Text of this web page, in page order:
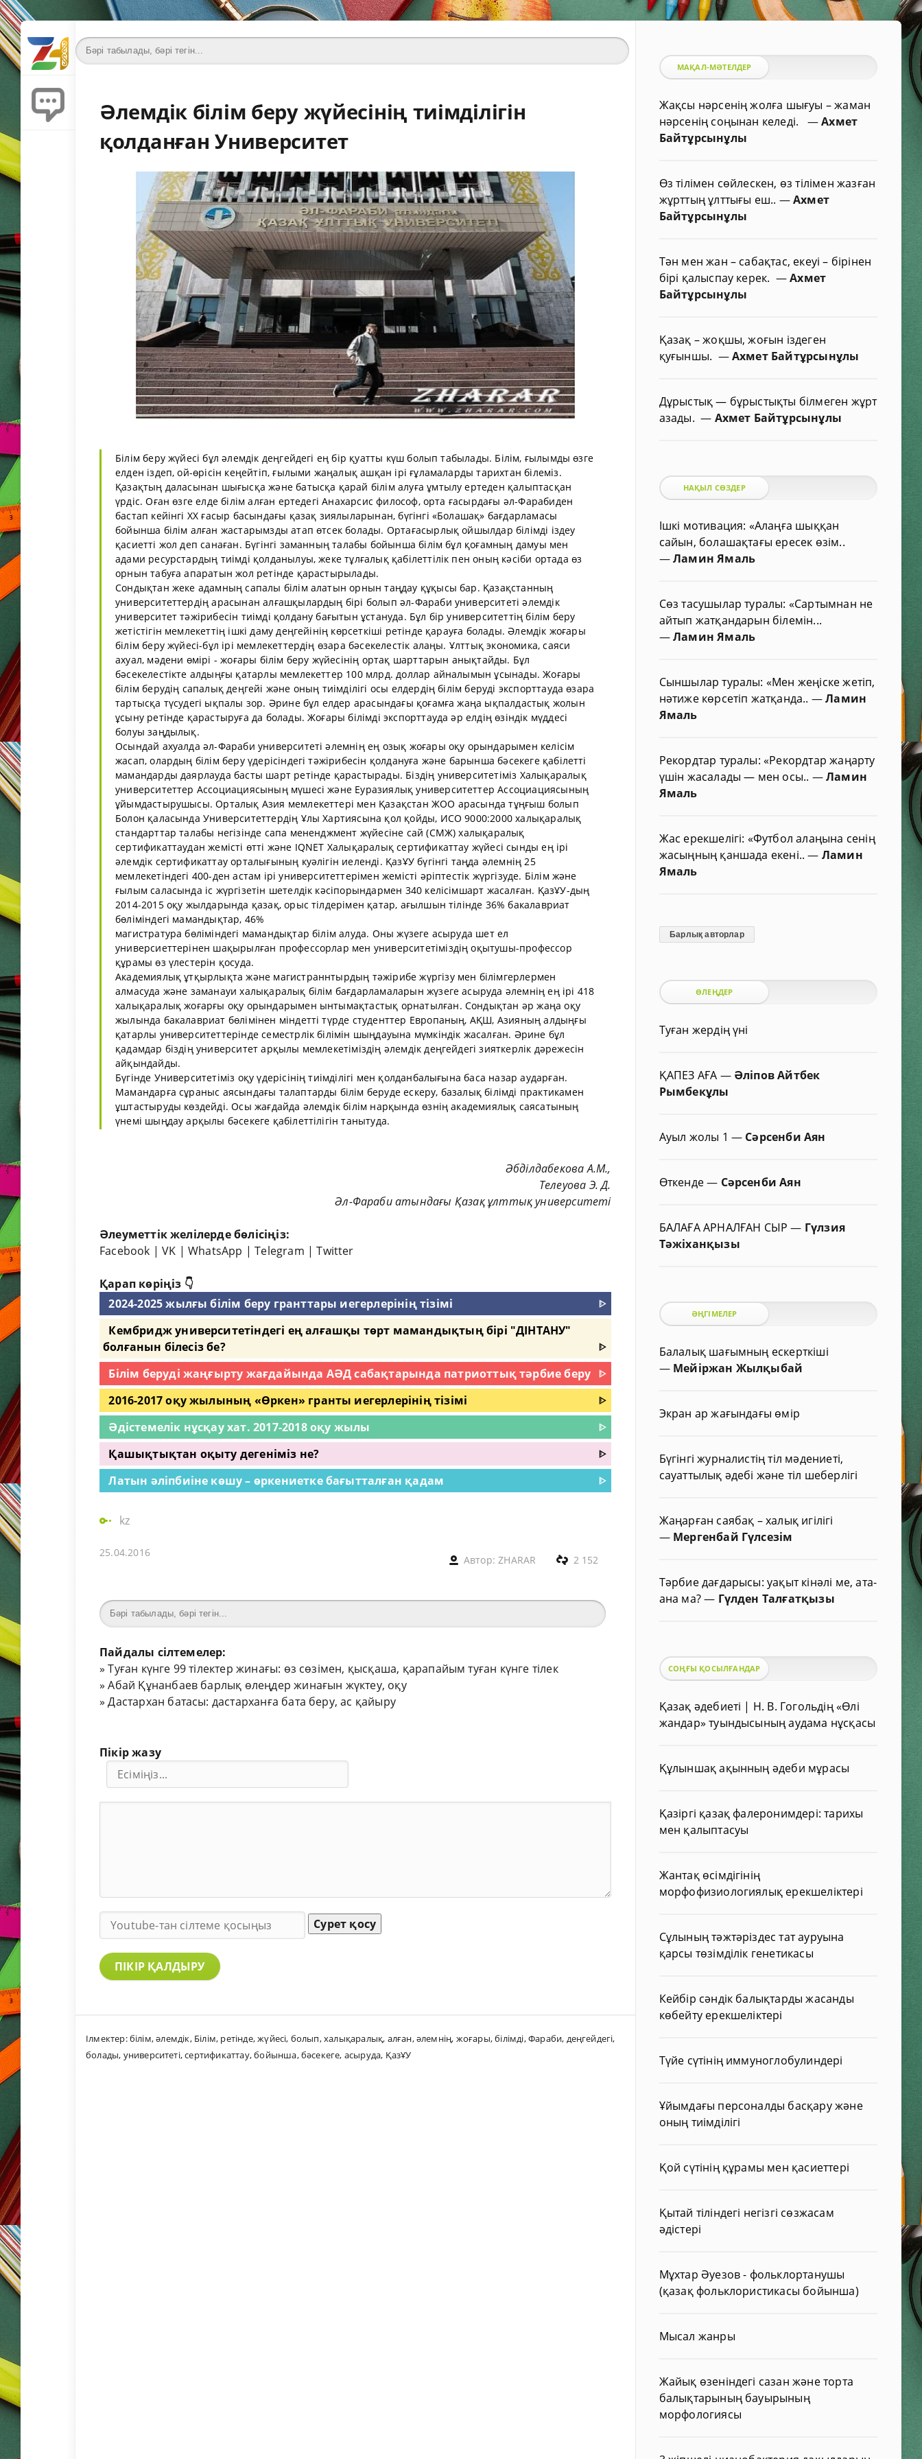
Әлемдік білім беру жүйесінің тиімділігін
қолданған Университет
Білім беру жүйесі бұл әлемдік деңгейдегі ең бір қуатты күш болып табылады. Білім, ғылымды өзге
елден іздеп, ой-өрісін кеңейтіп, ғылыми жаңалық ашқан ірі ғұламаларды тарихтан білеміз.
Қазақтың даласынан шығысқа және батысқа қарай білім алуға ұмтылу ертеден қалыптасқан
үрдіс. Оған өзге елде білім алған ертедегі Анахарсис философ, орта ғасырдағы әл-Фарабиден
бастап кейінгі ХХ ғасыр басындағы қазақ зиялыларынан, бүгінгі «Болашақ» бағдарламасы
бойынша білім алған жастарымзды атап өтсек болады. Ортағасырлық ойшылдар білімді іздеу
қасиетті жол деп санаған. Бүгінгі заманның талабы бойынша білім бұл қоғамның дамуы мен
адами ресурстардың тиімді қолданылуы, жеке тұлғалық қабілеттілік пен оның кәсіби ортада өз
орнын табуға апаратын жол ретінде қарастырылады.
Сондықтан жеке адамның сапалы білім алатын орнын таңдау құқысы бар. Қазақстанның
университеттердің арасынан алғашқылардың бірі болып әл-Фараби университеті әлемдік
университет тәжірибесін тиімді қолдану бағытын ұстануда. Бұл бір университеттің білім беру
жетістігін мемлекеттің ішкі даму деңгейінің көрсеткіші ретінде қарауға болады. Әлемдік жоғары
білім беру жүйесі-бұл ірі мемлекеттердің өзара бәсекелестік алаңы. Ұлттық экономика, саяси
ахуал, мәдени өмірі - жоғары білім беру жүйесінің ортақ шарттарын анықтайды. Бұл
бәсекелестікте алдыңғы қатарлы мемлекеттер 100 млрд. доллар айналымын ұсынады. Жоғары
білім берудің сапалық деңгейі және оның тиімділігі осы елдердің білім беруді экспорттауда өзара
тартысқа түсудегі ықпалы зор. Әрине бұл елдер арасындағы қоғамға жаңа ықпалдастық жолын
ұсыну ретінде қарастыруға да болады. Жоғары білімді экспорттауда әр елдің өзіндік мүддесі
болуы заңдылық.
Осындай ахуалда әл-Фараби университеті әлемнің ең озық жоғары оқу орындарымен келісім
жасап, олардың білім беру үдерісіндегі тәжірибесін қолдануға және барынша бәсекеге қабілетті
мамандарды даярлауда басты шарт ретінде қарастырады. Біздің университетіміз Халықаралық
университеттер Ассоциациясының мүшесі және Еуразиялық университеттер Ассоциациясының
ұйымдастырушысы. Орталық Азия мемлекеттері мен Қазақстан ЖОО арасында тұңғыш болып
Болон қаласында Университеттердің Ұлы Хартиясына қол қойды, ИСО 9000:2000 халықаралық
стандарттар талабы негізінде сапа мененджмент жүйесіне сай (СМЖ) халықаралық
сертификаттаудан жемісті өтті және IQNET Халықаралық сертификаттау жүйесі сынды ең ірі
әлемдік сертификаттау орталығының куәлігін иеленді. ҚазҰУ бүгінгі таңда әлемнің 25
мемлекетіндегі 400-ден астам ірі университеттерімен жемісті әріптестік жүргізуде. Білім және
ғылым саласында іс жүргізетін шетелдік кәсіпорындармен 340 келісімшарт жасалған. ҚазҰУ-дың
2014-2015 оқу жылдарында қазақ, орыс тілдерімен қатар, ағылшын тілінде 36% бакалавриат
бөліміндегі мамандықтар, 46%
магистратура бөліміндегі мамандықтар білім алуда. Оны жүзеге асыруда шет ел
универсиеттерінен шақырылған профессорлар мен университетіміздің оқытушы-профессор
құрамы өз үлестерін қосуда.
Академиялық ұтқырлықта және магистраннтырдың тәжірибе жүргізу мен білімгерлермен
алмасуда және заманауи халықаралық білім бағдарламаларын жүзеге асыруда әлемнің ең ірі 418
халықаралық жоғарғы оқу орындарымен ынтымақтастық орнатылған. Сондықтан әр жаңа оқу
жылында бакалавриат бөлімінен міндетті түрде студенттер Европаның, АҚШ, Азияның алдыңғы
қатарлы университеттерінде семестрлік білімін шыңдауына мүмкіндік жасалған. Әрине бұл
қадамдар біздің университет арқылы мемлекетіміздің әлемдік деңгейдегі зияткерлік дәрежесін
айқындайды.
Бүгінде Университетіміз оқу үдерісінің тиімділігі мен қолданбалығына баса назар аударған.
Мамандарға сұраныс аясындағы талаптарды білім беруде ескеру, базалық білімді практикамен
ұштастыруды көздейді. Осы жағдайда әлемдік білім нарқында өзнің академиялық саясатының
үнемі шыңдау арқылы бәсекеге қабілеттілігін танытуда.
Әбділдабекова А.М.,
Телеуова Э. Д.
Әл-Фараби атындағы Қазақ ұлттық университеті
Әлеуметтік желілерде бөлісіңіз:
Facebook |VK |WhatsApp |Telegram |Twitter
Қарап көріңіз 👇
2024-2025 жылғы білім беру гранттары иегерлерінің тізімі
ᐈ
Кембридж университетіндегі ең алғашқы төрт мамандықтың бірі "ДІНТАНУ"
болғанын білесіз бе?
ᐈ
Білім беруді жаңғырту жағдайында АӘД сабақтарында патриоттық тәрбие беру ᐈ
2016-2017 оқу жылының «Өркен» гранты иегерлерінің тізімі
ᐈ
Әдістемелік нұсқау хат. 2017-2018 оқу жылы
ᐈ
Қашықтықтан оқыту дегеніміз не?
ᐈ
Латын әліпбиіне көшу – өркениетке бағытталған қадам
ᐈ
kz
25.04.2016
Автор:ZHARAR 2 152
Пайдалы сілтемелер:
»Туған күнге 99 тілектер жинағы: өз сөзімен, қысқаша, қарапайым туған күнге тілек
»Абай Құнанбаев барлық өлеңдер жинағын жүктеу, оқу
»Дастархан батасы: дастарханға бата беру, ас қайыру
Пікір жазу
Сурет қосу
ПІКІР ҚАЛДЫРУ
Ілмектер:білім,әлемдік, Білім, ретінде,жүйесі, болып,халықаралық, алған,әлемнің, жоғары,білімді,Фараби, деңгейдегі,
болады, университеті,сертификаттау,бойынша,бәсекеге, асыруда, ҚазҰУ
МАҚАЛ-МӘТЕЛДЕР
Жақсы нәрсенің жолға шығуы – жаман
нәрсенің соңынан келеді. —Ахмет
Байтұрсынұлы
Өз тілімен сөйлескен, өз тілімен жазған
жұрттың ұлттығы еш.. —Ахмет
Байтұрсынұлы
Тән мен жан – сабақтас, екеуі – бірінен
бірі қалыспау керек. —Ахмет
Байтұрсынұлы
Қазақ – жоқшы, жоғын іздеген
қуғыншы. —Ахмет Байтұрсынұлы
Дұрыстық — бұрыстықты білмеген жұрт
азады.— Ахмет Байтұрсынұлы
НАҚЫЛ СӨЗДЕР
Ішкі мотивация: «Алаңға шыққан
сайын, болашақтағы ересек өзім..
—Ламин Ямаль
Сөз тасушылар туралы: «Сартымнан не
айтып жатқандарын білемін...
—Ламин Ямаль
Сыншылар туралы: «Мен жеңіске жетіп,
нәтиже көрсетіп жатқанда.. —Ламин
Ямаль
Рекордтар туралы: «Рекордтар жаңарту
үшін жасалады — мен осы.. —Ламин
Ямаль
Жас ерекшелігі: «Футбол алаңына сенің
жасыңның қаншада екені..— Ламин
Ямаль
Барлық авторлар
ӨЛЕҢДЕР
Туған жердің үні
ҚАПЕЗ АҒА — Әліпов Айтбек
Рымбекұлы
Ауыл жолы 1 — Сәрсенби Аян
Өткенде— Сәрсенби Аян
БАЛАҒА АРНАЛҒАН СЫР— Гүлзия
Тәжіханқызы
ӘҢГІМЕЛЕР
Балалық шағымның ескерткіші
— Мейіржан Жылқыбай
Экран ар жағындағы өмір
Бүгінгі журналистің тіл мәдениеті,
сауаттылық әдебі және тіл шеберлігі
Жаңарған саябақ – халық игілігі
— Мергенбай Гүлсезім
Тәрбие дағдарысы: уақыт кінәлі ме, ата-
ана ма?— Гүлден Талғатқызы
СОҢҒЫ ҚОСЫЛҒАНДАР
Қазақ әдебиеті | Н. В. Гогольдің «Өлі
жандар» туындысының аудама нұсқасы
Құлыншақ ақынның әдеби мұрасы
Қазіргі қазақ фалеронимдері: тарихы
мен қалыптасуы
Жантақ өсімдігінің
морфофизиологиялық ерекшеліктері
Сұлының тәжтәріздес тат ауруына
қарсы төзімділік генетикасы
Кейбір сәндік балықтарды жасанды
көбейту ерекшеліктері
Түйе сүтінің иммуноглобулиндері
Ұйымдағы персоналды басқару және
оның тиімділігі
Қой сүтінің құрамы мен қасиеттері
Қытай тіліндегі негізгі сөзжасам
әдістері
Мұхтар Әуезов - фольклортанушы
(қазақ фольклористикасы бойынша)
Мысал жанры
Жайық өзеніндегі сазан және торта
балықтарының бауырының
морфологиясы